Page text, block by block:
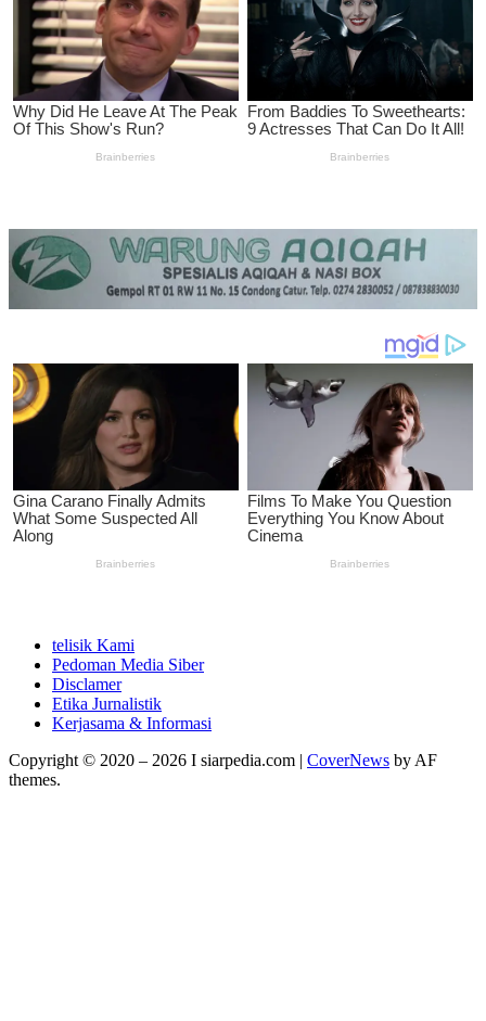
telisik Kami
Pedoman Media Siber
Disclamer
Etika Jurnalistik
Kerjasama & Informasi
Copyright © 2020 – 2026 I siarpedia.com | CoverNews by AF
themes.